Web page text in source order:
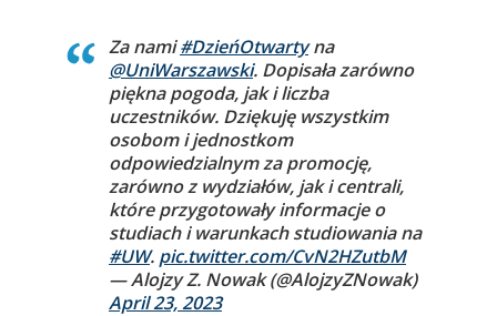
Za nami#DzieńOtwartyna
@UniWarszawski. Dopisała zarówno
piękna pogoda, jak i liczba
uczestników. Dziękuję wszystkim
osobom i jednostkom
odpowiedzialnym za promocję,
zarówno z wydziałów, jak i centrali,
które przygotowały informacje o
studiach i warunkach studiowania na
#UW. pic.twitter.com/CvN2HZutbM
— Alojzy Z. Nowak (@AlojzyZNowak)
April 23, 2023